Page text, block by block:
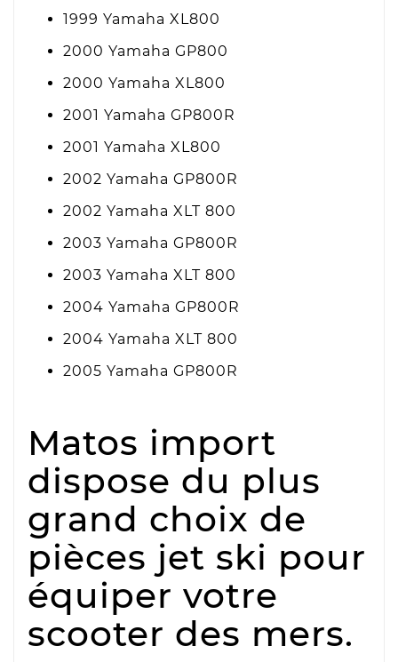
1999 Yamaha XL800
2000 Yamaha GP800
2000 Yamaha XL800
2001 Yamaha GP800R
2001 Yamaha XL800
2002 Yamaha GP800R
2002 Yamaha XLT 800
2003 Yamaha GP800R
2003 Yamaha XLT 800
2004 Yamaha GP800R
2004 Yamaha XLT 800
2005 Yamaha GP800R
Matos import
dispose du plus
grand choix de
pièces jet ski pour
équiper votre
scooter des mers.